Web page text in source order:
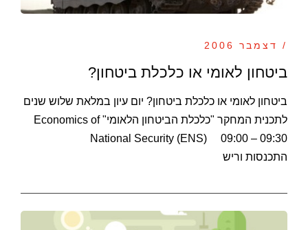
/ דצמבר 2006
ביטחון לאומי או כלכלת ביטחון?
ביטחון לאומי או כלכלת ביטחון? יום עיון במלאת שלוש שנים
לתכנית המחקר "כלכלת הביטחון הלאומי" Economics of
התכנסות וריש